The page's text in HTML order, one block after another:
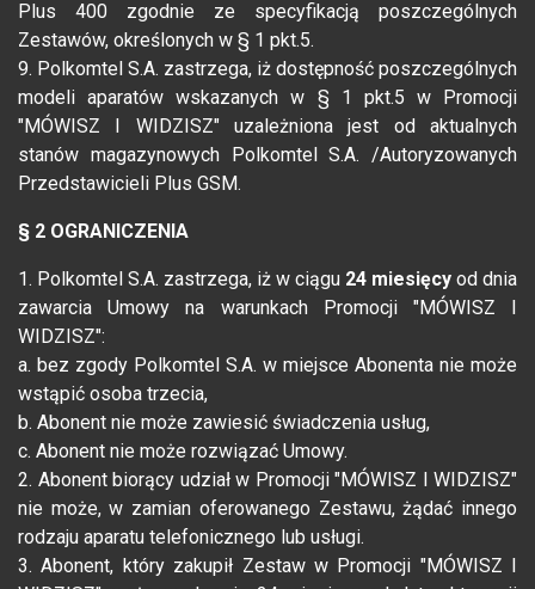
Plus 400 zgodnie ze specyfikacją poszczególnych
Zestawów, określonych w § 1 pkt.5.
9. Polkomtel S.A. zastrzega, iż dostępność poszczególnych
modeli aparatów wskazanych w § 1 pkt.5 w Promocji
"MÓWISZ I WIDZISZ" uzależniona jest od aktualnych
stanów magazynowych Polkomtel S.A. /Autoryzowanych
Przedstawicieli Plus GSM.
§ 2 OGRANICZENIA
1. Polkomtel S.A. zastrzega, iż w ciągu 24 miesięcy od dnia
zawarcia Umowy na warunkach Promocji "MÓWISZ I
WIDZISZ":
a. bez zgody Polkomtel S.A. w miejsce Abonenta nie może
wstąpić osoba trzecia,
b. Abonent nie może zawiesić świadczenia usług,
c. Abonent nie może rozwiązać Umowy.
2. Abonent biorący udział w Promocji "MÓWISZ I WIDZISZ"
nie może, w zamian oferowanego Zestawu, żądać innego
rodzaju aparatu telefonicznego lub usługi.
3. Abonent, który zakupił Zestaw w Promocji "MÓWISZ I